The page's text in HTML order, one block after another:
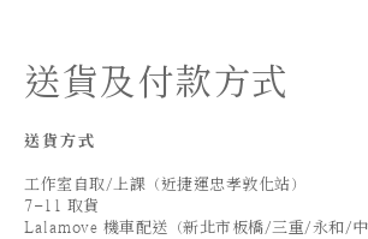
送貨及付款方式
送貨方式
工作室自取/上課（近捷運忠孝敦化站）
7-11 取貨
Lalamove 機車配送（新北市板橋/三重/永和/中